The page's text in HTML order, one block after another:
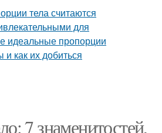
7 знаменитостей,